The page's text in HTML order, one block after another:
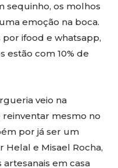
sequinho, os molhos
emoção na boca.
ifood e whatsapp,
estão com 10% de
veio na
mesmo no
por já ser um
Helal e Misael Rocha,
em casa